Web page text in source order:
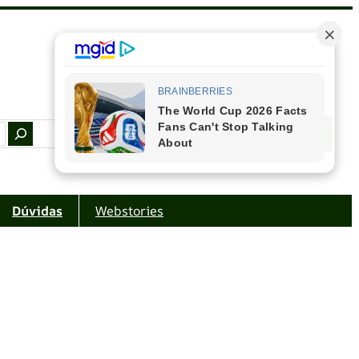
Facebook Instagram Youtube
Dúvidas Webstories